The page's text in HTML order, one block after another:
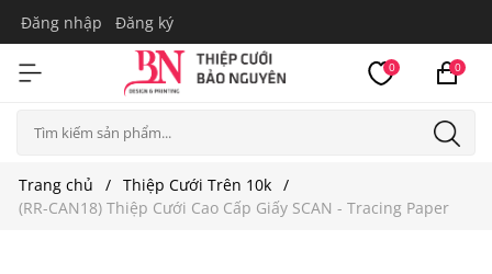
Đăng nhập Đăng ký
0 0
Trang chủ
Thiệp Cưới Trên 10k
(RR-CAN18) Thiệp Cưới Cao Cấp Giấy SCAN - Tracing Paper